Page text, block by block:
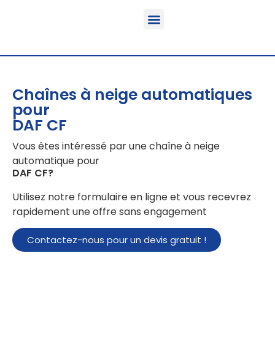
Chaînes à neige automatiques
pour
DAF CF
Vous êtes intéressé par une chaîne à neige
automatique pour
DAF CF?
Utilisez notre formulaire en ligne et vous recevrez
rapidement une offre sans engagement
Contactez-nous pour un devis gratuit !